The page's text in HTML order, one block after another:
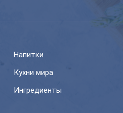
Напитки
Кухни мира
Ингредиенты